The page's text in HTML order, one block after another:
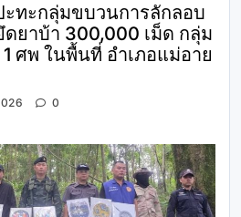
ะทะกลุ่มขบวนการลักลอบ
ดยาบ้า 300,000 เม็ด กลุ่ม
ศพ ในพื้นที่ อำเภอแม่อาย
0